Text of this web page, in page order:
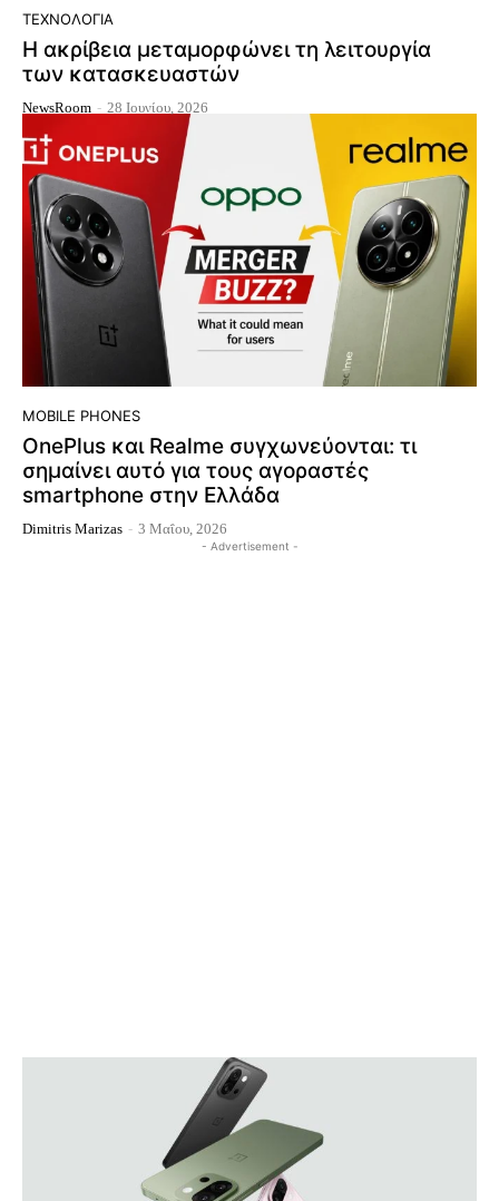
ΤΕΧΝΟΛΟΓΊΑ
Η ακρίβεια μεταμορφώνει τη λειτουργία
των κατασκευαστών
NewsRoom - 28 Ιουνίου, 2026
MOBILE PHONES
OnePlus και Realme συγχωνεύονται: τι
σημαίνει αυτό για τους αγοραστές
smartphone στην Ελλάδα
Dimitris Marizas - 3 Μαΐου, 2026
- Advertisement -